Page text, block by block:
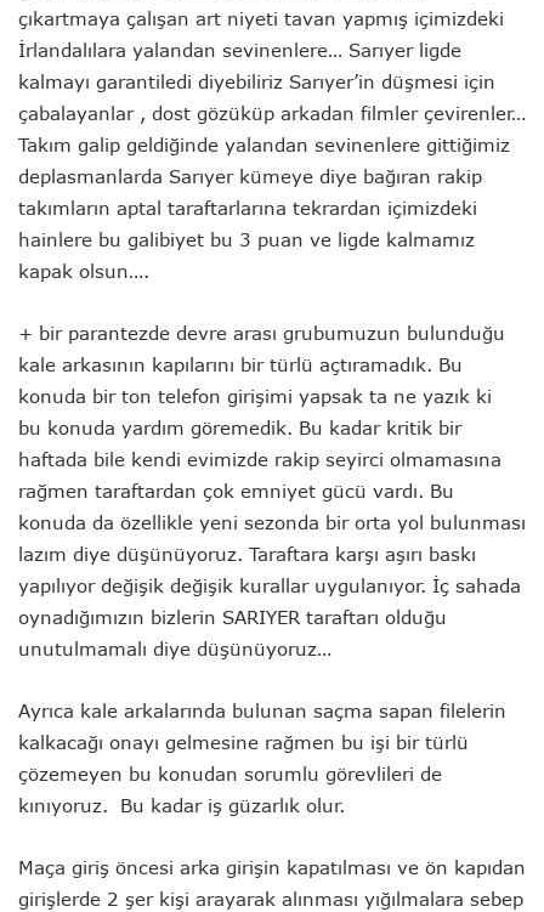
çıkartmaya çalışan art niyeti tavan yapmış içimizdeki
İrlandalılara yalandan sevinenlere… Sarıyer ligde
kalmayı garantiledi diyebiliriz Sarıyer’in düşmesi için
çabalayanlar , dost gözüküp arkadan filmler çevirenler…
Takım galip geldiğinde yalandan sevinenlere gittiğimiz
deplasmanlarda Sarıyer kümeye diye bağıran rakip
takımların aptal taraftarlarına tekrardan içimizdeki
hainlere bu galibiyet bu 3 puan ve ligde kalmamız
kapak olsun….
+ bir parantezde devre arası grubumuzun bulunduğu
kale arkasının kapılarını bir türlü açtıramadık. Bu
konuda bir ton telefon girişimi yapsak ta ne yazık ki
bu konuda yardım göremedik. Bu kadar kritik bir
haftada bile kendi evimizde rakip seyirci olmamasına
rağmen taraftardan çok emniyet gücü vardı. Bu
konuda da özellikle yeni sezonda bir orta yol bulunması
lazım diye düşünüyoruz. Taraftara karşı aşırı baskı
yapılıyor değişik değişik kurallar uygulanıyor. İç sahada
oynadığımızın bizlerin SARIYER taraftarı olduğu
unutulmamalı diye düşünüyoruz…
Ayrıca kale arkalarında bulunan saçma sapan filelerin
kalkacağı onayı gelmesine rağmen bu işi bir türlü
çözemeyen bu konudan sorumlu görevlileri de
kınıyoruz. Bu kadar iş güzarlık olur.
Maça giriş öncesi arka girişin kapatılması ve ön kapıdan
girişlerde 2 şer kişi arayarak alınması yığılmalara sebep